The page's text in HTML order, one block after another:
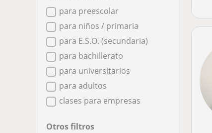
para preescolar
para niños / primaria
para E.S.O. (secundaria)
para bachillerato
para universitarios
para adultos
clases para empresas
Otros filtros